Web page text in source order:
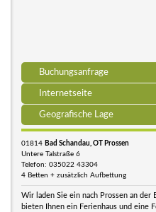
Buchungsanfrage
Internetseite
Geografische Lage
01814 Bad Schandau, OT Prossen
Untere Talstraße 6
Telefon: 035022 43304
4 Betten + zusätzlich Aufbettung
Wir laden Sie ein nach Prossen an der
bieten Ihnen ein Ferienhaus und eine